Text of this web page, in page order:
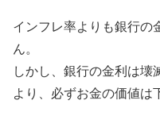
インフレ率よりも銀行の
ん。
しかし、銀行の金利は壊
より、必ずお金の価値は